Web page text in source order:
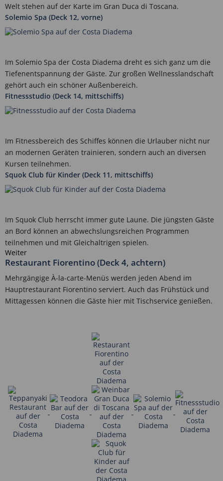
Welt stehen auf der Karte im Gran Duca di Toscana.
Solemio Spa (Deck 12, vorne)
Im Solemio Spa der Costa Diadema dreht es sich ganz um die
Tiefenentspannung der Gäste. Zur großen Wellnesslandschaft
gehört auch ein schöner Außenbereich.
Fitnessstudio (Deck 14, mittschiffs)
Im Fitnessbereich des Schiffes können die Urlauber nicht nur
an modernen Geräten trainieren, sondern auch an diversen
Kursen teilnehmen.
Squok Club für Kinder (Deck 11, mittschiffs)
Im Squok Club herrscht immer gute Laune. Die jüngsten Gäste
an Bord können an abwechslungsreichen Programmen
teilnehmen und mit Gleichaltrigen spielen.
Weiter
Restaurant Fiorentino (Deck 4, achtern)
Mehrgängige À-la-carte-Menüs werden jeden Abend im
Hauptrestaurant Fiorentino serviert. Auch das Frühstück und
Mittagessen können die Gäste hier mit Tischservice genießen.